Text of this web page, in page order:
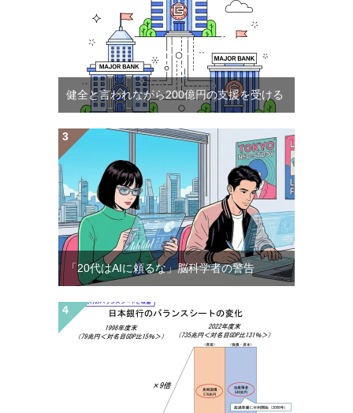
健全と言われながら200億円の支援を受ける
「20代はAIに頼るな」脳科学者の警告